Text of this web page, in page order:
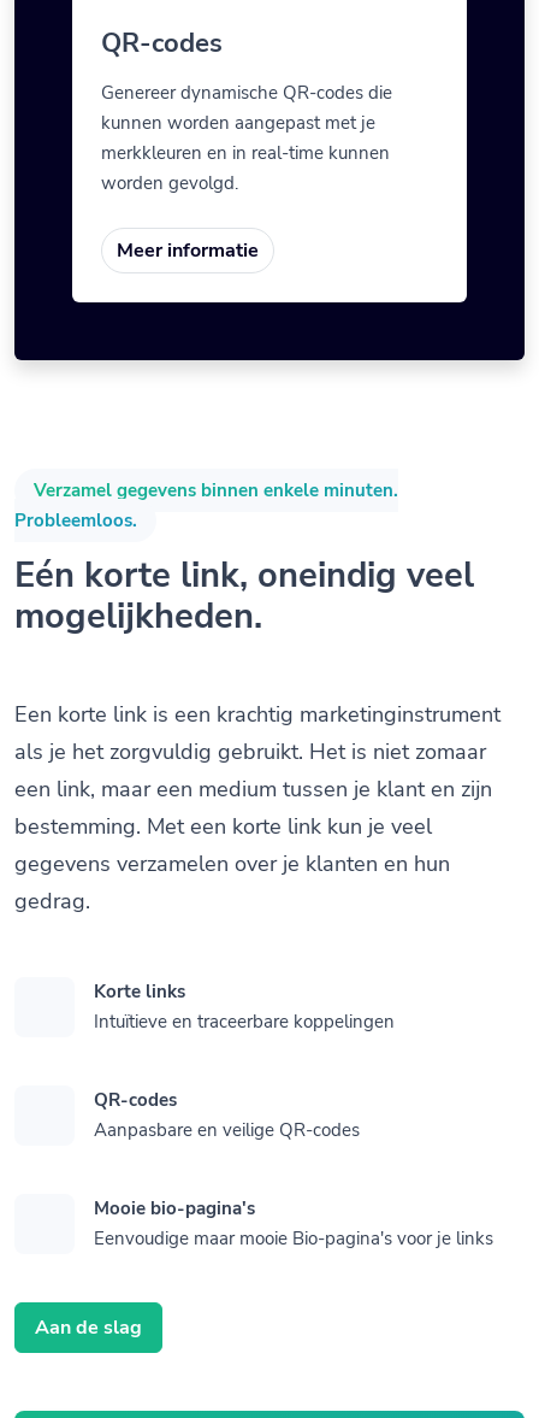
QR-codes
Genereer dynamische QR-codes die
kunnen worden aangepast met je
merkkleuren en in real-time kunnen
worden gevolgd.
Meer informatie
Verzamel gegevens binnen enkele minuten.
Probleemloos.
Eén korte link, oneindig veel
mogelijkheden.
Een korte link is een krachtig marketinginstrument
als je het zorgvuldig gebruikt. Het is niet zomaar
een link, maar een medium tussen je klant en zijn
bestemming. Met een korte link kun je veel
gegevens verzamelen over je klanten en hun
gedrag.
Korte links
Intuïtieve en traceerbare koppelingen
QR-codes
Aanpasbare en veilige QR-codes
Mooie bio-pagina's
Eenvoudige maar mooie Bio-pagina's voor je links
Aan de slag